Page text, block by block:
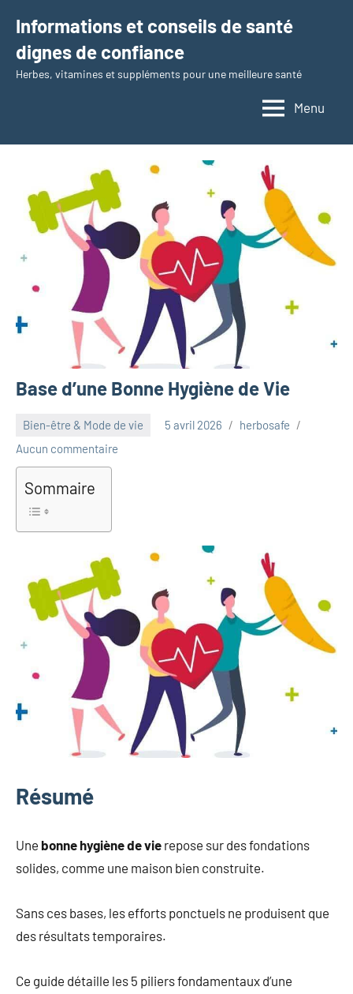
contenu
Informations et conseils de santé
dignes de confiance
Herbes, vitamines et suppléments pour une meilleure santé
Menu
Base d’une Bonne Hygiène de Vie
Bien-être & Mode de vie 5 avril 2026
herbosafe
Aucun commentaire
Sommaire
Résumé
Une bonne hygiène de vie repose sur des fondations
solides, comme une maison bien construite.
Sans ces bases, les efforts ponctuels ne produisent que
des résultats temporaires.
Ce guide détaille les 5 piliers fondamentaux d’une